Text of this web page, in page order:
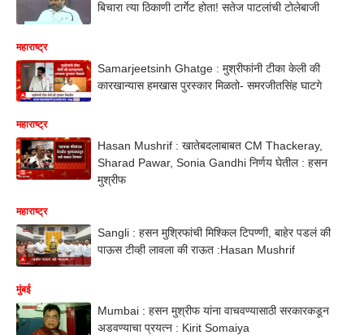
बिचारा त्या ठिकाणी टार्गेट होता! सतेज पाटलांची टोलेबाजी
महाराष्ट्र
Samarjeetsinh Ghatge : मुश्रीफांनी टीका केली की
कारखान्यास हमखास पुरस्कार मिळतो- समरजीतसिंह घाटगे
महाराष्ट्र
Hasan Mushrif : खातेबदलाबाबत CM Thackeray,
Sharad Pawar, Sonia Gandhi निर्णय घेतील : हसन
मुश्रीफ
महाराष्ट्र
Sangli : हसन मुश्रिफांची मिश्किल टिपण्णी, बाहेर पडलं की
पाऊस टीव्ही लावला की राऊत :Hasan Mushrif
मुंबई
Mumbai : हसन मुश्रीफ यांना वाचवण्यासाठी सरकारकडून
अडवण्याचा प्रयत्न : Kirit Somaiya